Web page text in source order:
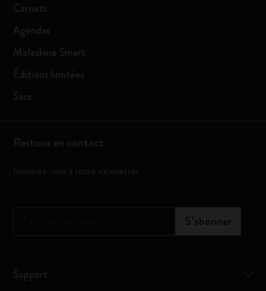
Carnets
Agendas
Moleskine Smart
Éditions limitées
Sacs
Restons en contact
Inscrivez-vous à notre newsletter
S’abonner
Support